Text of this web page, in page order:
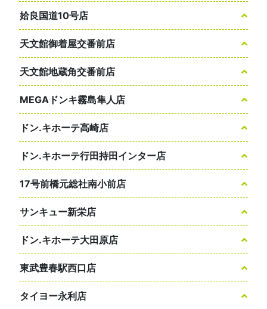
姶良国道10号店
天文館御着屋交番前店
天文館地蔵角交番前店
MEGAドンキ霧島隼人店
ドン.キホーテ高崎店
ドン.キホーテ行田持田インター店
17号前橋元総社南小前店
サンキュー新栄店
ドン.キホーテ大田原店
東武豊春駅西口店
タイヨー永利店